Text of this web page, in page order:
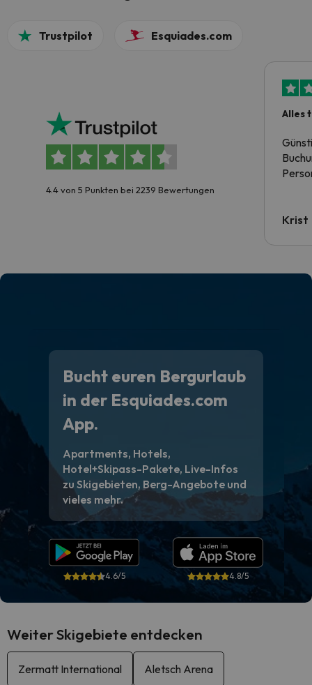
Trustpilot Esquiades.com
4.4 von 5 Punkten bei 2239 Bewertungen
Alles
Krist
Bucht euren Bergurlaub
in der Esquiades.com
App.
Apartments, Hotels,
Hotel+Skipass-Pakete, Live-Infos
zu Skigebieten, Berg-Angebote und
vieles mehr.
4.6/5 4.8/5
Weiter Skigebiete entdecken
Zermatt International Aletsch Arena